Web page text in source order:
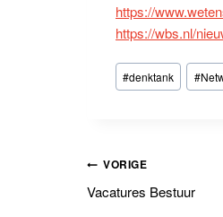
https://
https://wbs.nl/
Bericht
tags:
#denktank #
Bericht
VORIGE
Vacatures Bestuur